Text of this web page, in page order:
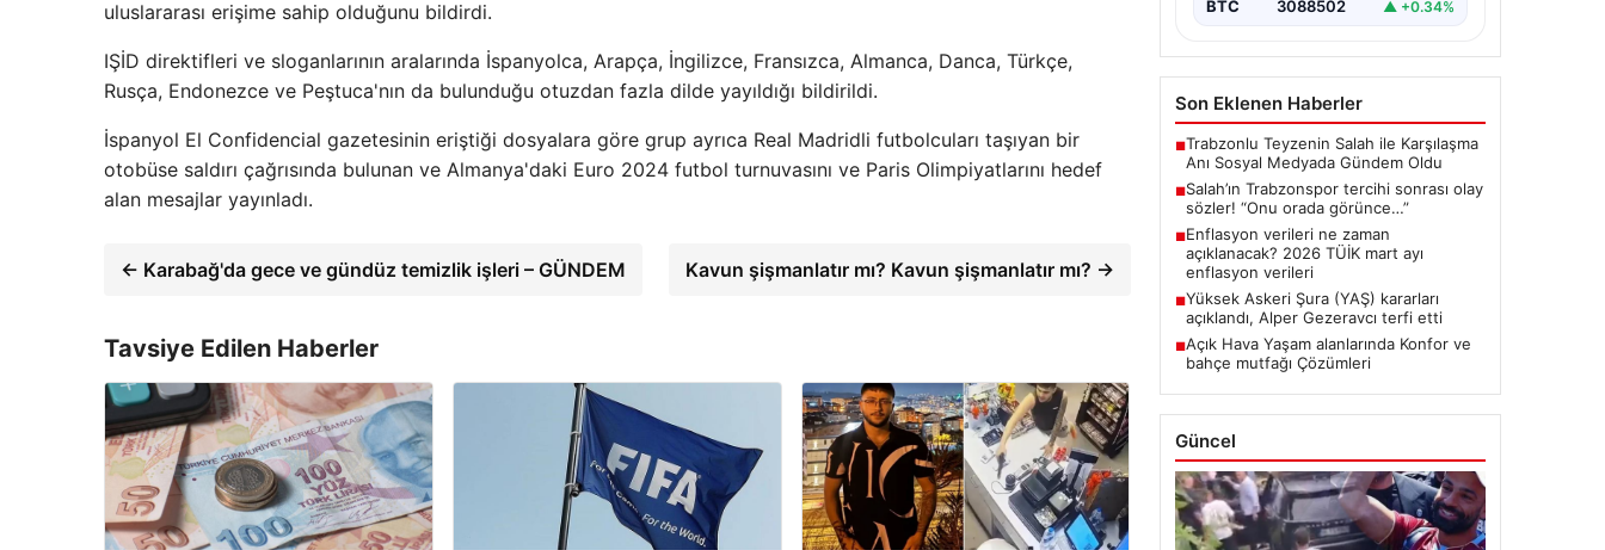
uluslararası erişime sahip olduğunu bildirdi.
IŞİD direktifleri ve sloganlarının aralarında İspanyolca, Arapça, İngilizce, Fransızca, Almanca, Danca, Türkçe,
Rusça, Endonezce ve Peştuca'nın da bulunduğu otuzdan fazla dilde yayıldığı bildirildi.
İspanyol El Confidencial gazetesinin eriştiği dosyalara göre grup ayrıca Real Madridli futbolcuları taşıyan bir
otobüse saldırı çağrısında bulunan ve Almanya'daki Euro 2024 futbol turnuvasını ve Paris Olimpiyatlarını hedef
alan mesajlar yayınladı.
← Karabağ'da gece ve gündüz temizlik işleri – GÜNDEM Kavun şişmanlatır mı? Kavun şişmanlatır mı? →
Tavsiye Edilen Haberler
BTC 3088502 ▲ +0.34%
Son Eklenen Haberler
■Trabzonlu Teyzenin Salah ile Karşılaşma
Anı Sosyal Medyada Gündem Oldu
■Salah’ın Trabzonspor tercihi sonrası olay
sözler! “Onu orada görünce…”
■Enflasyon verileri ne zaman
açıklanacak? 2026 TÜİK mart ayı
enflasyon verileri
■Yüksek Askeri Şura (YAŞ) kararları
açıklandı, Alper Gezeravcı terfi etti
■Açık Hava Yaşam alanlarında Konfor ve
bahçe mutfağı Çözümleri
Güncel